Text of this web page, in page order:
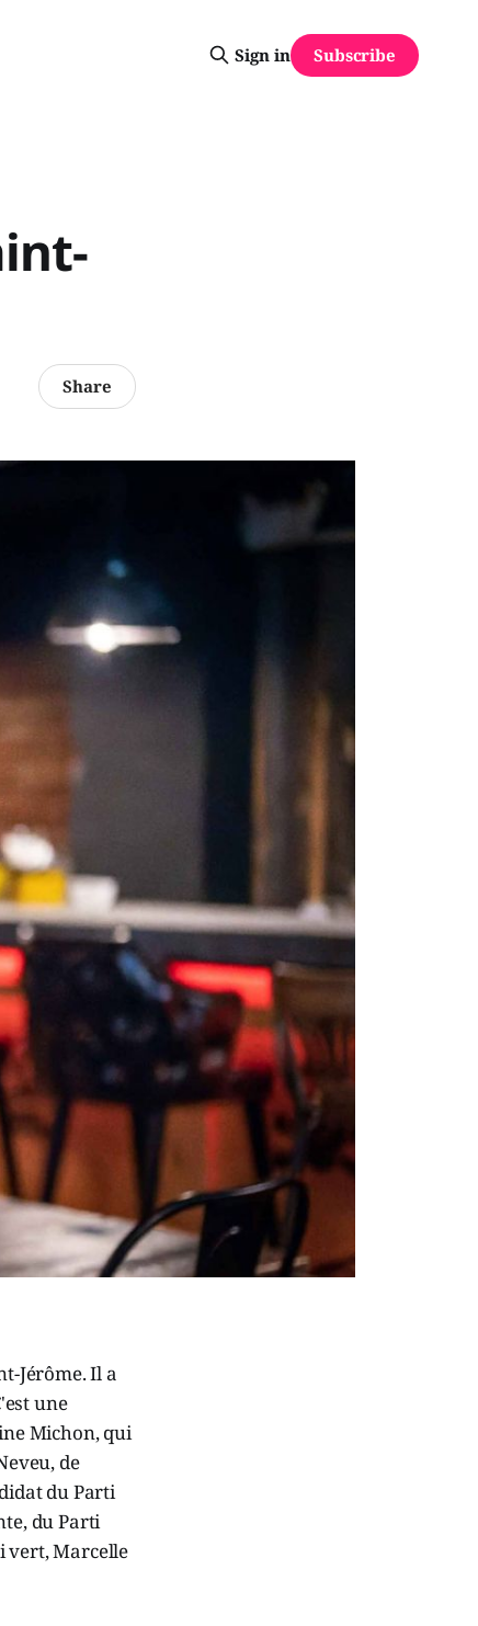
Sign in Subscribe
Share
Jérôme. Il a
une
Michon, qui
de
du Parti
du Parti
vert, Marcelle